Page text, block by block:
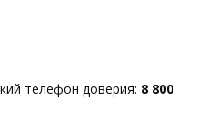
телефон доверия: 8 800